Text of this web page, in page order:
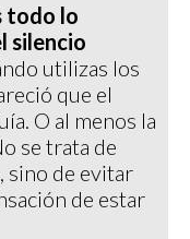
todo lo
silencio
utilizas los
que el
O al menos la
se trata de
sino de evitar
de estar